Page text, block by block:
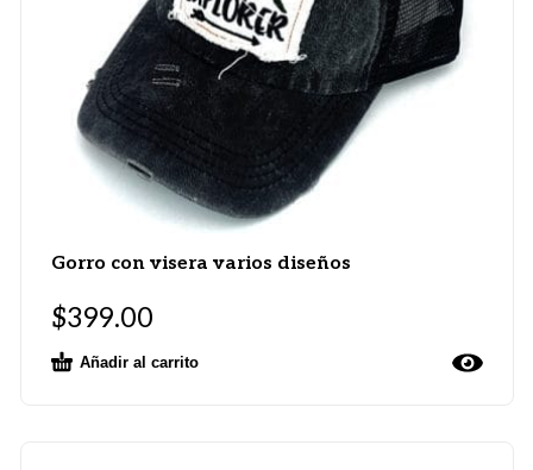
Gorro con visera varios diseños
$399.00
Añadir al carrito